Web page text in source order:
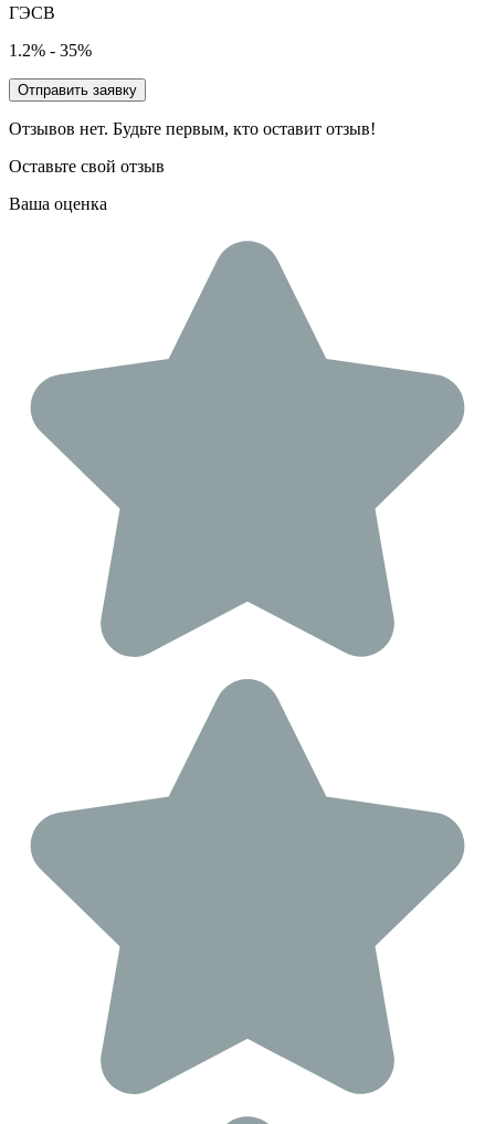
ГЭСВ
1.2% - 35%
Отправить заявку
Отзывов нет. Будьте первым, кто оставит отзыв!
Оставьте свой отзыв
Ваша оценка